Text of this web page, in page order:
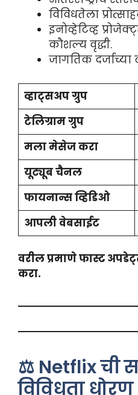
विविधतेला
इनोव्हेटिव्ह
कौशल्य वृद्धी.
जागतिक
व्हाट्सअप ग्रुप
टेलिग्राम ग्रुप
मला मेसेज करा
यूट्यूब चैनल
फायनान्स व्हिडिओ
आपली वेबसाईट
वरील प्रमाणे फास्ट
करा.
⚖️ Netflix ची
विविधता धोरण